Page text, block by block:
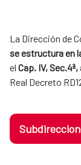
La Dirección de
se estructura en
el Cap. IV,
Real Decreto